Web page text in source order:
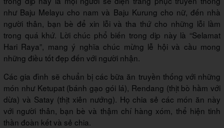
như Baju Melayu cho nam và Baju Kurung cho nữ, đến nhà
người thân, bạn bè để xin lỗi và tha thứ cho những lỗi lầm
trong quá khứ. Lời chúc phổ biến trong dịp này là “Selamat
Hari Raya”, mang ý nghĩa chúc mừng lễ hội và cầu mong
những điều tốt đẹp đến với người nhận.
Các gia đình sẽ chuẩn bị các bữa ăn truyền thống với những
món như Ketupat (bánh gạo gói lá), Rendang (thịt bò hầm với
dừa) và Satay (thịt xiên nướng). Họ chia sẻ các món ăn này
với người thân, bạn bè và thậm chí hàng xóm, thể hiện tinh
thần đoàn kết và sẻ chia.